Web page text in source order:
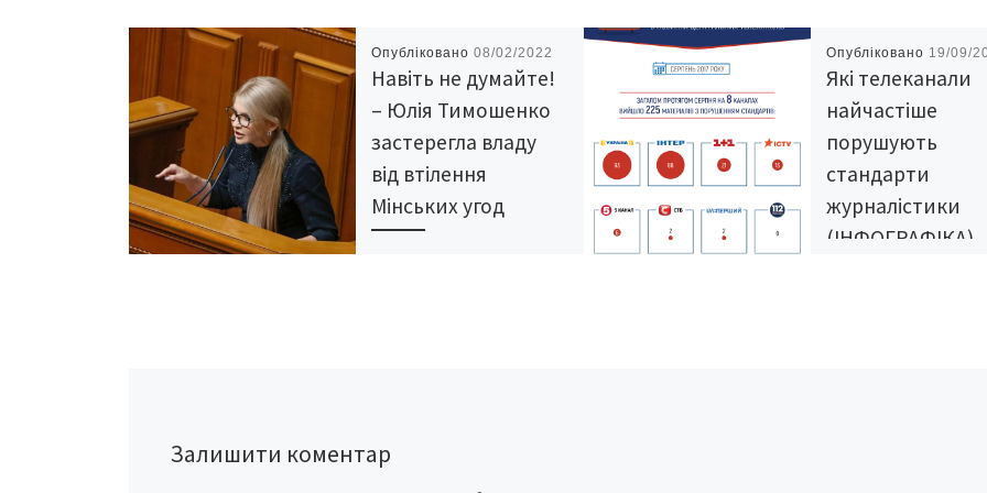
Опубліковано08/02/2022
Навіть не думайте!
– Юлія Тимошенко
застерегла владу
від втілення
Мінських угод
Опубліковано 19/09/
Які телеканали
найчастіше
порушують
стандарти
журналістики
(ІНФОГРАФІКА)
Залишити коментар